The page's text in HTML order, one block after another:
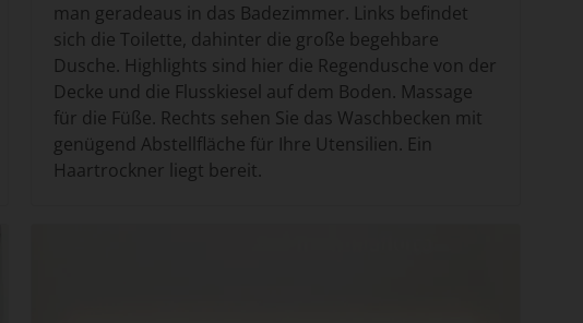
man geradeaus in das Badezimmer. Links befindet
sich die Toilette, dahinter die große begehbare
Dusche. Highlights sind hier die Regendusche von der
Decke und die Flusskiesel auf dem Boden. Massage
für die Füße. Rechts sehen Sie das Waschbecken mit
genügend Abstellfläche für Ihre Utensilien. Ein
Haartrockner liegt bereit.